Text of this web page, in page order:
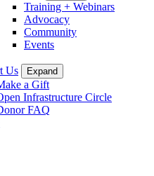
Training + Webinars
Advocacy
Community
Events
Us
Expand
a Gift
Infrastructure Circle
FAQ